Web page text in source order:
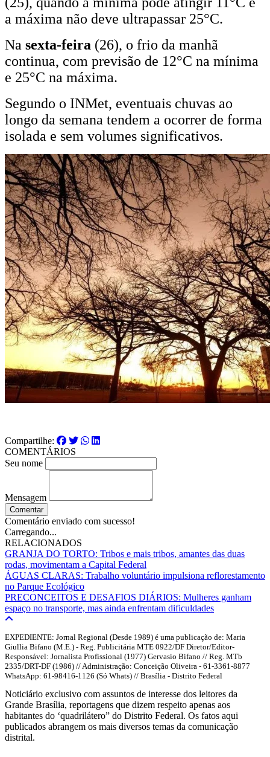
a máxima não deve ultrapassar 25°C.
Na sexta-feira (26), o frio da manhã
continua, com previsão de 12°C na mínima
e 25°C na máxima.
Segundo o INMet, eventuais chuvas ao
longo da semana tendem a ocorrer de forma
isolada e sem volumes significativos.
Compartilhe:
COMENTÁRIOS
Seu nome
Mensagem
Comentar
Comentário enviado com sucesso!
Carregando...
RELACIONADOS
GRANJA DO TORTO: Tribos e mais tribos, amantes das duas
rodas, movimentam a Capital Federal
ÁGUAS CLARAS: Trabalho voluntário impulsiona reflorestamento
no Parque Ecológico
PRECONCEITOS E DESAFIOS DIÁRIOS: Mulheres ganham
espaço no transporte, mas ainda enfrentam dificuldades
EXPEDIENTE: Jornal Regional (Desde 1989) é uma publicação de: Maria
Giullia Bifano (M.E.) - Reg. Publicitária MTE 0922/DF Diretor/Editor-
Responsável: Jornalista Profissional (1977) Gervasio Bifano // Reg. MTb
2335/DRT-DF (1986) // Administração: Conceição Oliveira - 61-3361-8877
WhatsApp: 61-98416-1126 (Só Whats) // Brasília - Distrito Federal
Noticiário exclusivo com assuntos de interesse dos leitores da
Grande Brasília, reportagens que dizem respeito apenas aos
habitantes do ‘quadrilátero” do Distrito Federal. Os fatos aqui
publicados abrangem os mais diversos temas da comunicação
distrital.